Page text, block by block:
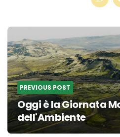
Post
navigation
PREVIOUS POST
Oggi è la Giornata
dell'Ambiente